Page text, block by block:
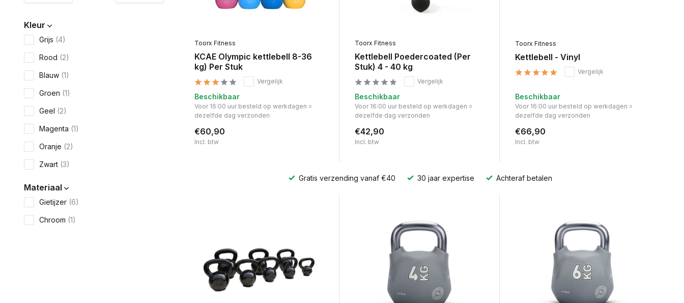
Kleur
Grijs (4)
Rood (2)
Blauw (1)
Groen (1)
Geel (2)
Magenta (1)
Oranje (2)
Zwart (3)
Materiaal
Gietijzer (6)
Chroom (1)
Toorx Fitness
KCAE Olympic kettlebell 8-36
kg) Per Stuk
Vergelijk
Beschikbaar
Voor 16:00 uur besteld op werkdagen =
dezelfde dag verzonden
€60,90
Incl. btw
Toorx Fitness
Kettlebell Poedercoated (Per
Stuk) 4 - 40 kg
Vergelijk
Beschikbaar
Voor 16:00 uur besteld op werkdagen =
dezelfde dag verzonden
€42,90
Incl. btw
Toorx Fitness
Kettlebell - Vinyl
Vergelijk
Beschikbaar
Voor 16:00 uur besteld op werkdagen =
dezelfde dag verzonden
€66,90
Incl. btw
Gratis verzending vanaf €40 30 jaar expertise Achteraf betalen